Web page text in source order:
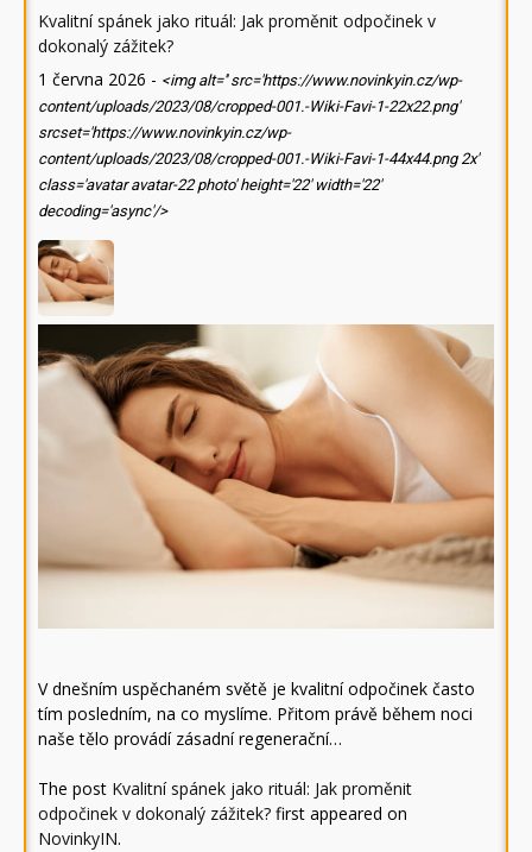
Kvalitní spánek jako rituál: Jak proměnit odpočinek v
dokonalý zážitek?
1 června 2026 - <img alt='' src='https://www.novinkyin.cz/wp-
content/uploads/2023/08/cropped-001.-Wiki-Favi-1-22x22.png'
srcset='https://www.novinkyin.cz/wp-
content/uploads/2023/08/cropped-001.-Wiki-Favi-1-44x44.png 2x'
class='avatar avatar-22 photo' height='22' width='22'
decoding='async'/>
V dnešním uspěchaném světě je kvalitní odpočinek často
tím posledním, na co myslíme. Přitom právě během noci
naše tělo provádí zásadní regenerační…
The post Kvalitní spánek jako rituál: Jak proměnit
odpočinek v dokonalý zážitek? first appeared on
NovinkyIN.